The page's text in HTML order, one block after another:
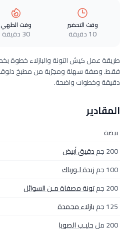
وقت التحضير
10 دقيقة
وقت الطهي
30 دقيقة
دقيقة وخطوات واضحة.
المقادير
بيضة
200 جم
دقيق أبيض
100 جم
زبدة لـورباك
200 جم
تونة مصفاة مـن السوائل
125 جم
بازلاء مجمدة
200 مل
حليـب الصويا